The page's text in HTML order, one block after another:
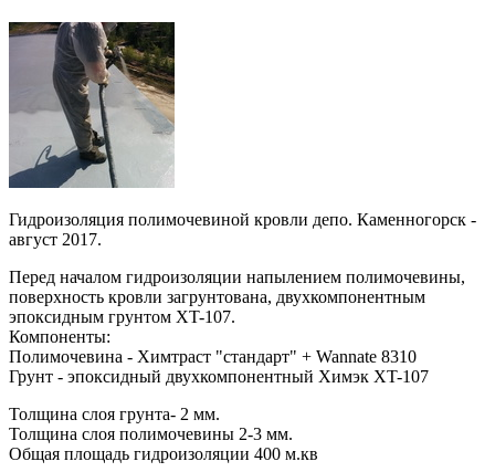
Гидроизоляция полимочевиной кровли депо. Каменногорск -
август 2017.
Перед началом гидроизоляции напылением полимочевины,
поверхность кровли загрунтована, двухкомпонентным
эпоксидным грунтом XT-107.
Компоненты:
Полимочевина - Химтраст "стандарт" + Wannate 8310
Грунт - эпоксидный двухкомпонентный Химэк XT-107
Толщина слоя грунта- 2 мм.
Толщина слоя полимочевины 2-3 мм.
Общая площадь гидроизоляции 400 м.кв